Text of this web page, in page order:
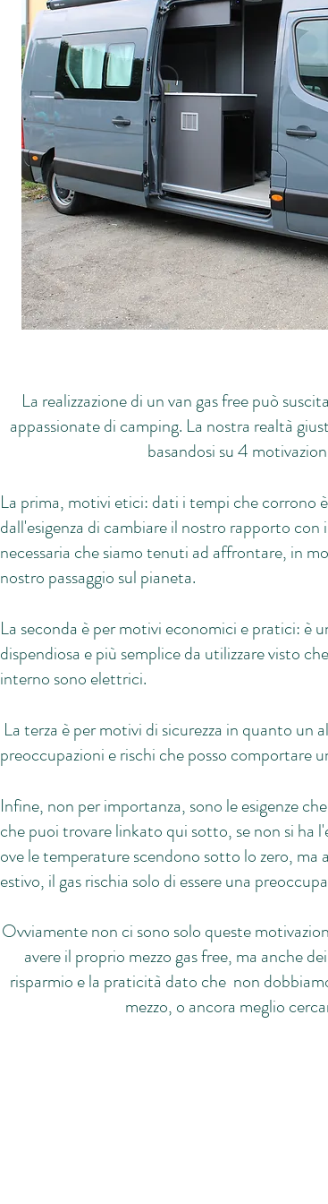
La realizzazione di un van gas free può
appassionate di camping. La nostra realtà
basandosi su 4
La prima, motivi etici: dati i tempi che corrono
dall'esigenza di cambiare il nostro rapporto
necessaria che siamo tenuti ad affrontare, in
nostro passaggio sul pianeta.
La seconda è per motivi economici e pratici: è
dispendiosa e più semplice da utilizzare visto
interno sono elettrici.
La terza è per motivi di sicurezza in quanto un
preoccupazioni e rischi che posso comportare
Infine, non per importanza, sono le esigenze
che puoi trovare linkato qui sotto, se non si ha
ove le temperature scendono sotto lo zero,
estivo, il gas rischia solo di essere una
Ovviamente non ci sono solo queste
avere il proprio mezzo gas free, ma anche
risparmio e la praticità dato che non
mezzo, o ancora meglio